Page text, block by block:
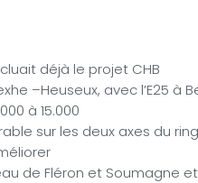
déjà le projet CHB
–Heuseux, avec l’E25 à
à 15.000
sur les deux axes du
de Fléron et Soumagne